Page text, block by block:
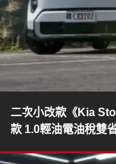
二次小改款《Kia
款 1.0輕油電油稅雙